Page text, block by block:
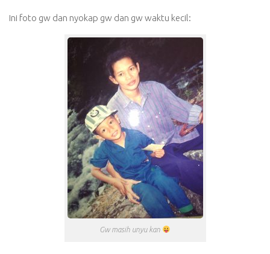
Ini foto gw dan nyokap gw dan gw waktu kecil:
Gw masih unyu kan